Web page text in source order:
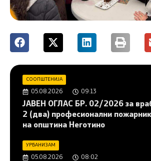
СООПШТЕНИЈА
05.08.2026 09:13
JAВЕН ОГЛАС БР. 02/2026 за
2 (два) професионални
на општина Неготино
УРБАНИЗАМ
05.08.2026 08:02